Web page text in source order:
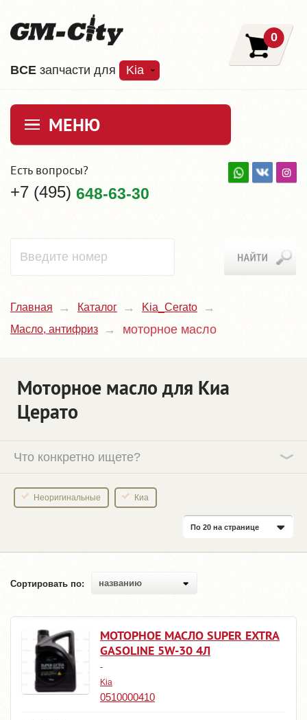
ВCE запчасти для Kia
0
МЕНЮ
Есть вопросы?
+7 (495) 648-63-30
Главная Каталог
Kia_Cerato
Масло, антифриз
моторное масло
Моторное масло для Киа
Церато
Что конкретно ищете?
Неоригинальные Киа
По 20 на странице
Сортировать по: названию
МОТОРНОЕ МАСЛО SUPER EXTRA
GASOLINE 5W-30 4Л
-
Kia
0510000410